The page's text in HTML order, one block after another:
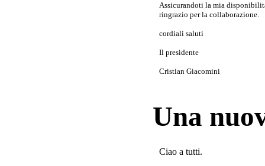
Assicurandoti la mia
ringrazio per la collaborazione.
cordiali saluti
Il presidente
Cristian Giacomini
Una
Ciao a tutti.